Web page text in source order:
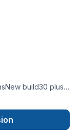
build30 plus